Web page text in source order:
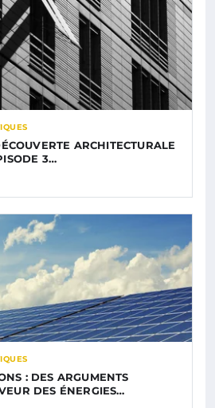
ARCHITECTURALE
3…
: DES ARGUMENTS
DES ÉNERGIES…